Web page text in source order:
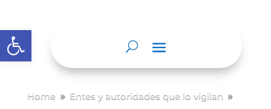
Abrir barra de herramientas
Home 9 Entes y autoridades que lo vigilan 9